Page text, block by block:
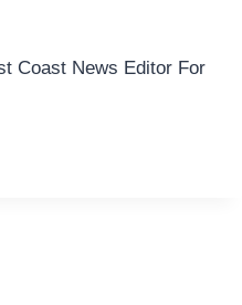
Coast News Editor For